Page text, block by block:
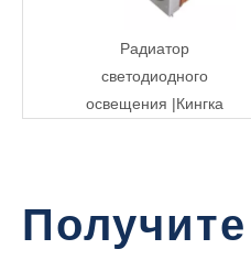
Радиатор
светодиодного
освещения |Кингка